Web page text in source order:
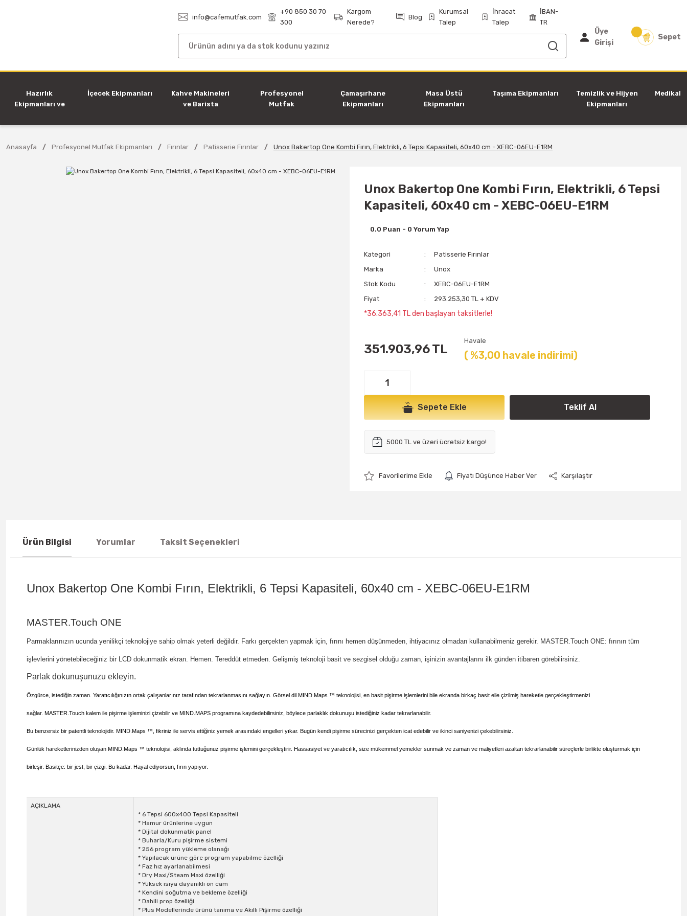
info@cafemutfak.com
+90 850 30 70
300
Kargom
Nerede?
Blog
Kurumsal
Talep
İhracat
Talep
İBAN-
TR
Üye
Girişi
Sepet
Hazırlık
Ekipmanları ve
İçecek Ekipmanları
Kahve Makineleri
ve Barista
Profesyonel
Mutfak
Çamaşırhane
Ekipmanları
Masa Üstü
Ekipmanları
Taşıma Ekipmanları
Temizlik ve Hijyen
Ekipmanları
Medikal
Anasayfa Profesyonel Mutfak Ekipmanları Fırınlar Patisserie Fırınlar Unox Bakertop One Kombi Fırın, Elektrikli, 6 Tepsi Kapasiteli, 60x40 cm - XEBC-06EU-E1RM
Unox Bakertop One Kombi Fırın, Elektrikli, 6 Tepsi
Kapasiteli, 60x40 cm - XEBC-06EU-E1RM
0.0 Puan - 0 Yorum Yap
Kategori
Patisserie Fırınlar
Marka
Unox
Stok Kodu
XEBC-06EU-E1RM
Fiyat
293.253,30 TL + KDV
*36.363,41 TL den başlayan taksitlerle!
351.903,96 TL
Havale
( %3,00 havale indirimi)
Sepete Ekle Teklif Al
5000 TL ve üzeri ücretsiz kargo!
Fiyatı Düşünce Haber Ver Karşılaştır
Ürün Bilgisi Yorumlar Taksit Seçenekleri
Unox Bakertop One Kombi Fırın, Elektrikli, 6 Tepsi Kapasiteli, 60x40 cm - XEBC-06EU-E1RM
MASTER.Touch ONE
Parmaklarınızın ucunda yenilikçi teknolojiye sahip olmak yeterli değildir. Farkı gerçekten yapmak için, fırını hemen düşünmeden, ihtiyacınız olmadan kullanabilmeniz gerekir. MASTER.Touch ONE: fırının tüm
işlevlerini yönetebileceğiniz bir LCD dokunmatik ekran. Hemen. Tereddüt etmeden. Gelişmiş teknoloji basit ve sezgisel olduğu zaman, işinizin avantajlarını ilk günden itibaren görebilirsiniz.
Parlak dokunuşunuzu ekleyin.
Özgürce, istediğin zaman. Yaratıcılığınızın ortak çalışanlarınız tarafından tekrarlanmasını sağlayın. Görsel dil MIND.Maps ™ teknolojisi, en basit pişirme işlemlerini bile ekranda birkaç basit elle çizilmiş hareketle gerçekleştirmenizi
sağlar. MASTER.Touch kalem ile pişirme işleminizi çizebilir ve MIND.MAPS programına kaydedebilirsiniz, böylece parlaklık dokunuşu istediğiniz kadar tekrarlanabilir.
Bu benzersiz bir patentli teknolojidir. MIND.Maps ™ , fikriniz ile servis ettiğiniz yemek arasındaki engelleri yıkar. Bugün kendi pişirme sürecinizi gerçekten icat edebilir ve ikinci saniyenizi çekebilirsiniz.
Günlük hareketlerinizden oluşan MIND.Maps ™ teknolojisi, aklında tuttuğunuz pişirme işlemini gerçekleştirir. Hassasiyet ve yaratıcılık, size mükemmel yemekler sunmak ve zaman ve maliyetleri azaltan tekrarlanabilir süreçlerle birlikte oluşturmak için
birleşir. Basitçe: bir jest, bir çizgi. Bu kadar. Hayal ediyorsun, fırın yapıyor.
AÇIKLAMA
* 6 Tepsi 600x400 Tepsi Kapasiteli
* Hamur ürünlerine uygun
* Dijital dokunmatik panel
* Buharla/Kuru pişirme sistemi
* 256 program yükleme olanağı
* Yapılacak ürüne göre program yapabilme özelliği
* Faz hız ayarlanabilmesi
* Dry Maxi/Steam Maxi özelliği
* Yüksek ısıya dayanıklı ön cam
* Kendini soğutma ve bekleme özelliği
* Dahili prop özelliği
* Plus Modellerinde ürünü tanıma ve Akıllı Pişirme özelliği